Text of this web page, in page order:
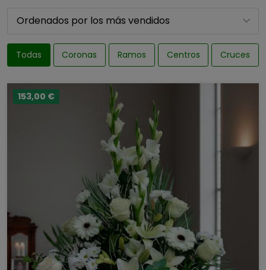
Todas Coronas Ramos Centros Cruces
153,00 €